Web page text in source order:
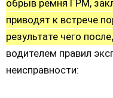
обрыв ремня ГРМ,
приводят к встрече
результате чего
водителем правил
неисправности: